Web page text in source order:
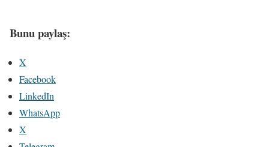
Bunu paylaş:
X
Facebook
LinkedIn
WhatsApp
X